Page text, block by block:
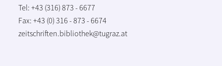
Tel: +43 (316) 873 - 6677
Fax: +43 (0) 316 - 873 - 6674
zeitschriften.bibliothek@tugraz.at